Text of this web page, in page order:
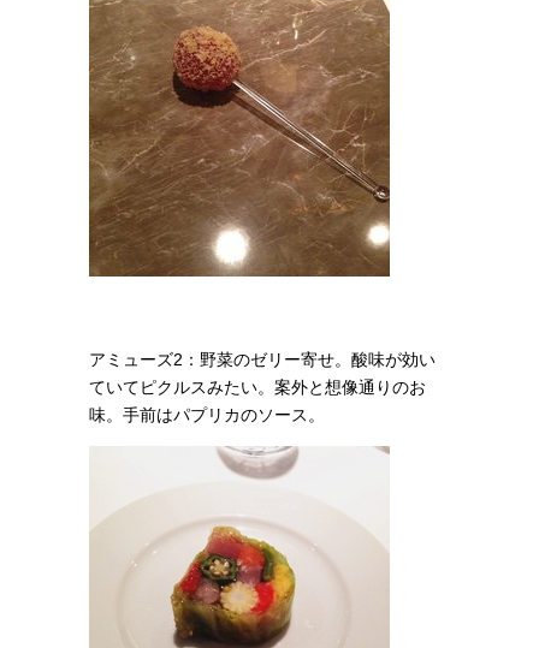
アミューズ2：野菜のゼリー寄せ。 酸味が効い
ていてピクルスみたい。案外と想像通りのお
味。手前はパプリカのソース。